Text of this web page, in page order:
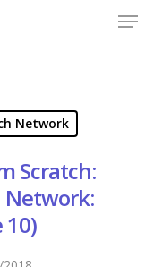
Network
Scratch:
10)